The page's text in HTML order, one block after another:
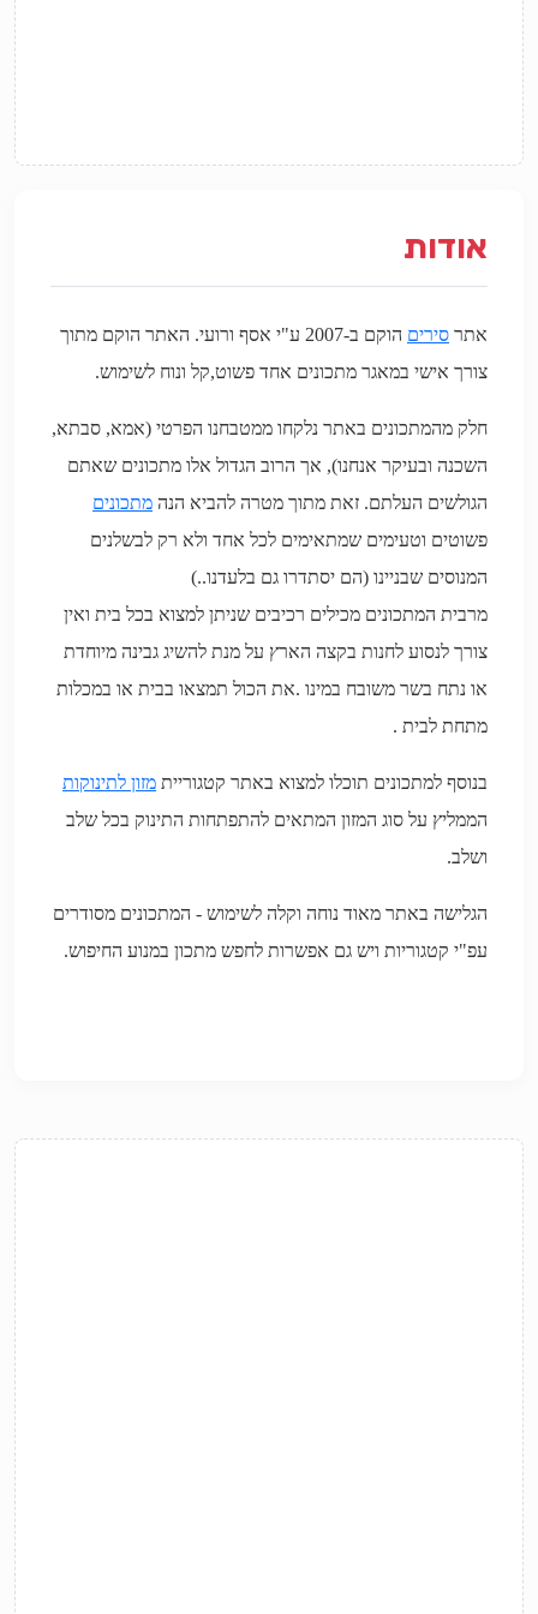
אודות
אתר סירים הוקם ב-2007 ע"י אסף ורועי. האתר הוקם מתוך
צורך אישי במאגר מתכונים אחד פשוט,קל ונוח לשימוש.
חלק מהמתכונים באתר נלקחו ממטבחנו הפרטי (אמא, סבתא,
השכנה ובעיקר אנחנו), אך הרוב הגדול אלו מתכונים שאתם
הגולשים העלתם. זאת מתוך מטרה להביא הנה מתכונים
פשוטים וטעימים שמתאימים לכל אחד ולא רק לבשלנים
המנוסים שבניינו (הם יסתדרו גם בלעדנו..)
מרבית המתכונים מכילים רכיבים שניתן למצוא בכל בית ואין
צורך לנסוע לחנות בקצה הארץ על מנת להשיג גבינה מיוחדת
או נתח בשר משובח במינו .את הכול תמצאו בבית או במכלות
מתחת לבית .
בנוסף למתכונים תוכלו למצוא באתר קטגוריית מזון לתינוקות
הממליץ על סוג המזון המתאים להתפתחות התינוק בכל שלב
ושלב.
הגלישה באתר מאוד נוחה וקלה לשימוש - המתכונים מסודרים
עפ"י קטגוריות ויש גם אפשרות לחפש מתכון במנוע החיפוש.